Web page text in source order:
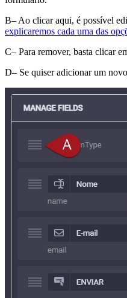
B– Ao clicar aqui, é possível
explicaremos cada uma das
C– Para remover, basta clicar
D– Se quiser adicionar um